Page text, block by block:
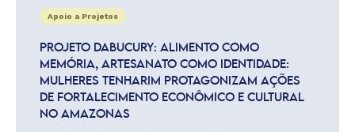
Apoio a Projetos
PROJETO DABUCURY: ALIMENTO COMO
MEMÓRIA, ARTESANATO COMO IDENTIDADE:
MULHERES TENHARIM PROTAGONIZAM AÇÕES
DE FORTALECIMENTO ECONÔMICO E CULTURAL
NO AMAZONAS